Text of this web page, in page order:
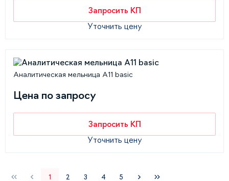
Запросить КП
Уточнить цену
Аналитическая мельница A11 basic
Цена по запросу
Запросить КП
Уточнить цену
1 2 3 4 5